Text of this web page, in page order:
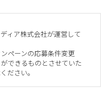
ィア株式会社が運営して
ペーンの応募条件変更
できるものとさせていた
ださい。